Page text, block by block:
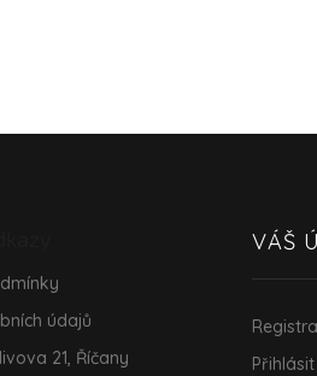
údajů
21, Říčany
VÁŠ